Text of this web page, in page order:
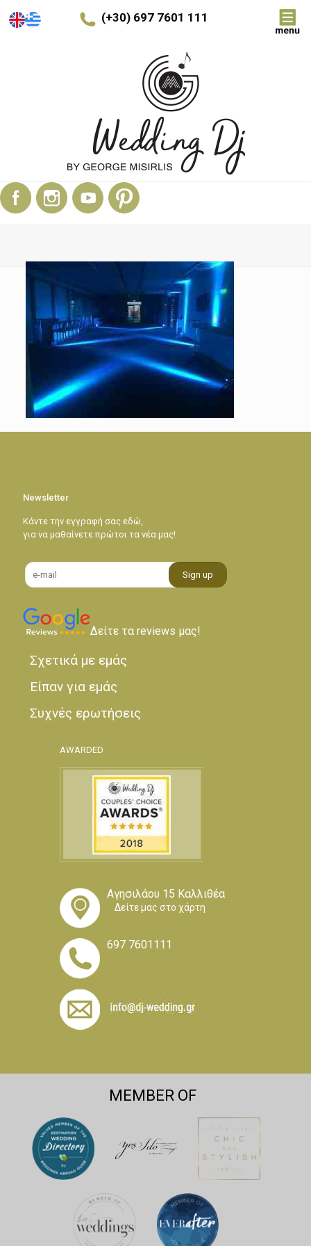
(+30) 697 7601 111
Newsletter
Κάντε την εγγραφή σας εδώ,
για να μαθαίνετε πρώτοι τα νέα μας!
Δείτε τα reviews μας!
Σχετικά με εμάς
Είπαν για εμάς
Συχνές ερωτήσεις
AWARDED
Αγησιλάου 15 Καλλιθέα
Δείτε μας στο χάρτη
697 7601111
MEMBER OF